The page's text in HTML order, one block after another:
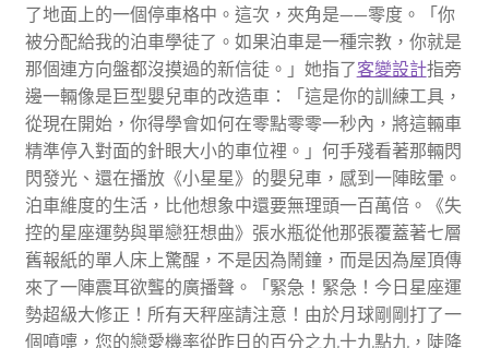
了地面上的一個停車格中。這次，夾角是——零度。「你
被分配給我的泊車學徒了。如果泊車是一種宗教，你就是
那個連方向盤都沒摸過的新信徒。」她指了客變設計指旁
邊一輛像是巨型嬰兒車的改造車：「這是你的訓練工具，
從現在開始，你得學會如何在零點零零一秒內，將這輛車
精準停入對面的針眼大小的車位裡。」何手殘看著那輛閃
閃發光、還在播放《小星星》的嬰兒車，感到一陣眩暈。
泊車維度的生活，比他想象中還要無理頭一百萬倍。《失
控的星座運勢與單戀狂想曲》張水瓶從他那張覆蓋著七層
舊報紙的單人床上驚醒，不是因為鬧鐘，而是因為屋頂傳
來了一陣震耳欲聾的廣播聲。「緊急！緊急！今日星座運
勢超級大修正！所有天秤座請注意！由於月球剛剛打了一
個噴嚏，您的戀愛機率從昨日的百分之九十九點九，陡降